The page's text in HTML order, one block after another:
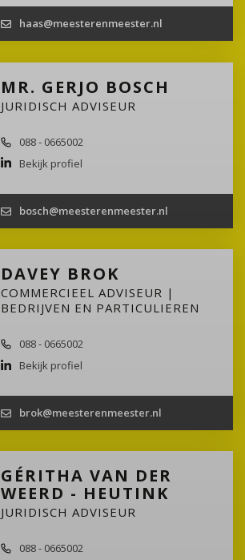
haas@meesterenmeester.nl
MR. GERJO BOSCH
JURIDISCH ADVISEUR
088 - 0665002
Bekijk profiel
bosch@meesterenmeester.nl
DAVEY BROK
COMMERCIEEL ADVISEUR |
BEDRIJVEN EN PARTICULIEREN
088 - 0665002
Bekijk profiel
brok@meesterenmeester.nl
GÉRITHA VAN DER
WEERD - HEUTINK
JURIDISCH ADVISEUR
088 - 0665002